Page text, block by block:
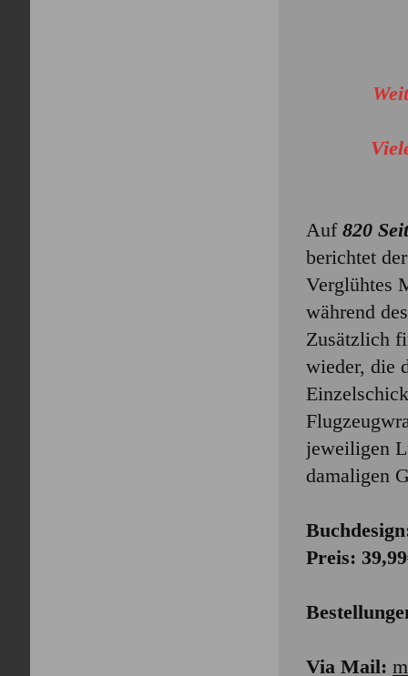
Auf820
berichtet
Verglühtes
während
Zusätzlich
wieder, die
jeweiligen
damaligen
Preis:
Via Mail: